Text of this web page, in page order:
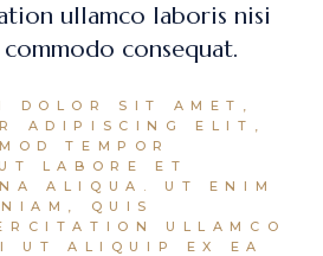
ullamco laboris nisi
consequat.
DOLOR SIT AMET,
ADIPISCING ELIT,
TEMPOR
LABORE ET
ALIQUA. UT ENIM
QUIS
ULLAMCO
UT ALIQUIP EX EA